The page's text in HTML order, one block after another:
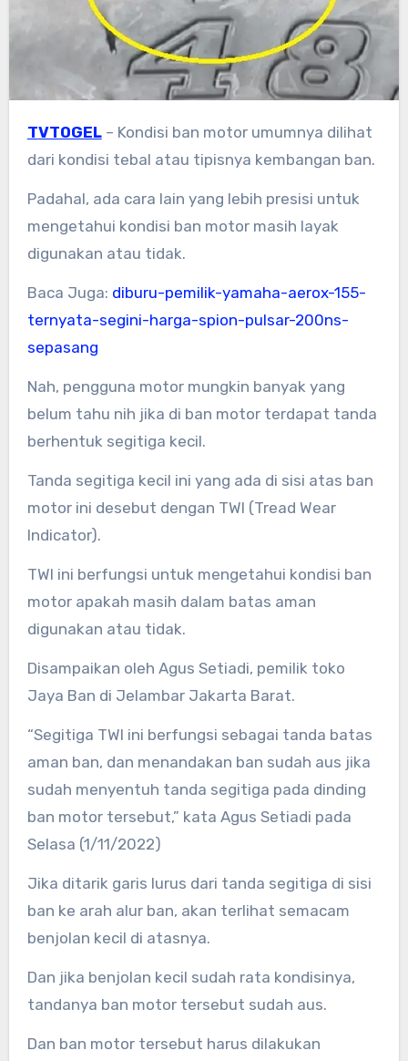
TVTOGEL– Kondisi ban motor umumnya dilihat
dari kondisi tebal atau tipisnya kembangan ban.
Padahal, ada cara lain yang lebih presisi untuk
mengetahui kondisi ban motor masih layak
digunakan atau tidak.
Baca Juga: diburu-pemilik-yamaha-aerox-155-
ternyata-segini-harga-spion-pulsar-200ns-
sepasang
Nah, pengguna motor mungkin banyak yang
belum tahu nih jika di ban motor terdapat tanda
berhentuk segitiga kecil.
Tanda segitiga kecil ini yang ada di sisi atas ban
motor ini desebut dengan TWI (Tread Wear
Indicator).
TWI ini berfungsi untuk mengetahui kondisi ban
motor apakah masih dalam batas aman
digunakan atau tidak.
Disampaikan oleh Agus Setiadi, pemilik toko
Jaya Ban di Jelambar Jakarta Barat.
“Segitiga TWI ini berfungsi sebagai tanda batas
aman ban, dan menandakan ban sudah aus jika
sudah menyentuh tanda segitiga pada dinding
ban motor tersebut,” kata Agus Setiadi pada
Selasa (1/11/2022)
Jika ditarik garis lurus dari tanda segitiga di sisi
ban ke arah alur ban, akan terlihat semacam
benjolan kecil di atasnya.
Dan jika benjolan kecil sudah rata kondisinya,
tandanya ban motor tersebut sudah aus.
Dan ban motor tersebut harus dilakukan